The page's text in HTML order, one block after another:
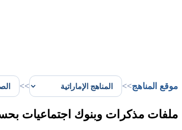
موقع المناهج>>
>>
ملفات مذكرات وبنوك اجتماعيات